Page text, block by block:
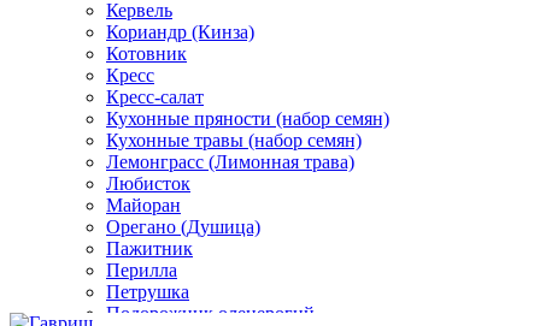
Кервель
Кориандр (Кинза)
Котовник
Кресс
Кресс-салат
Кухонные пряности (набор семян)
Кухонные травы (набор семян)
Лемонграсс (Лимонная трава)
Любисток
Майоран
Орегано (Душица)
Пажитник
Перилла
Петрушка
Подорожник оленерогий